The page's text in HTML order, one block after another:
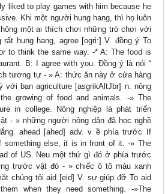
liked to play games with him because he
Khi một người hung hang, thì họ luôn
một ai thích chơi những trò chơi với
hung hang, agree [ogri:] V. đồng ý To
to think the same way. -* A: The food is
B: I agree with you. Đồng ý là nói “
tương tự - » A: thức ăn này ở cửa hàng
với bạn agriculture [asgrikAltJbr] n. nông
growing of food and animals. -» The
in college. Nông nghiệp là phát triển
- » những người nông dân đã học nghề
ahead [ahed] adv. v ề phía trước If
something else, it is in front of it. -» The
of US. Neu một thứ gì đó ở phía trước
trước vật đó - » chiếc ô tô màu xanh
chúng tôi aid [eid] V. sự giúp đỡ To aid
when they need something. -»The